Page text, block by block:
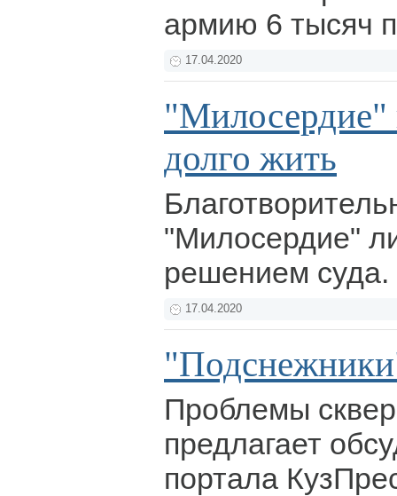
армию 6 тысяч
17.04.2020
"Милосердие"
долго жить
"Милосердие"
решением суда.
17.04.2020
Проблемы
предлагает
портала